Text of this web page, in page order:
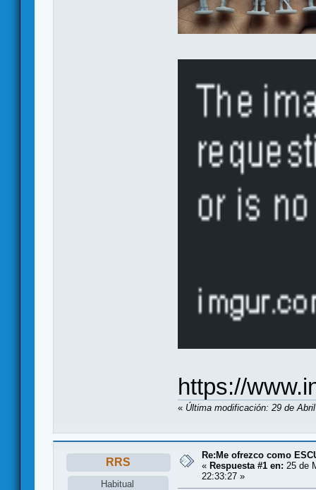
https://
« Última modificación: 29 de
RRS
Habitual
Re:Me ofrezco como
« Respuesta #1 en: 25 de
22:33:27 »